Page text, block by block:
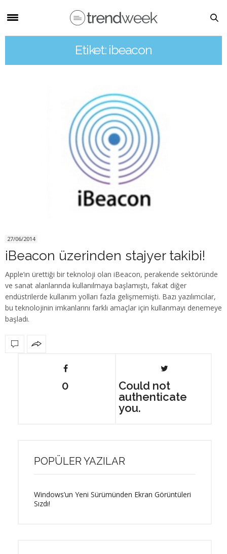
Etiket: ibeacon
27/06/2014
iBeacon üzerinden stajyer takibi!
Apple’ın ürettiği bir teknoloji olan iBeacon, perakende sektöründe
ve sanat alanlarında kullanılmaya başlamıştı, fakat diğer
endüstrilerde kullanım yolları fazla gelişmemişti. Bazı yazılımcılar,
bu teknolojinin imkanlarını farklı amaçlar için kullanmayı denemeye
başladı.
0
Could not
authenticate
you.
POPÜLER YAZILAR
Windows’un Yeni Sürümünden Ekran Görüntüleri
Sızdı!